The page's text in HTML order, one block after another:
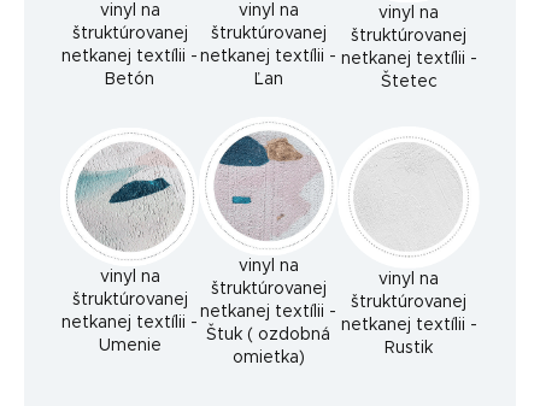
vinyl na
štruktúrovanej
netkanej textílii -
Betón
vinyl na
štruktúrovanej
netkanej textílii -
Ľan
vinyl na
štruktúrovanej
netkanej textílii -
Štetec
vinyl na
štruktúrovanej
netkanej textílii -
Umenie
vinyl na
štruktúrovanej
netkanej textílii -
Štuk ( ozdobná
omietka)
vinyl na
štruktúrovanej
netkanej textílii -
Rustik